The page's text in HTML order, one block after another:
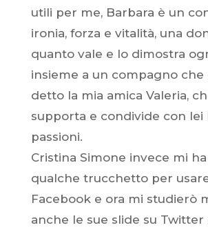
utili per me, Barbara è un
ironia, forza e vitalità, una
quanto vale e lo dimostra
insieme a un compagno che
detto la mia amica Valeria,
supporta e condivide con lei
passioni.
Cristina Simone invece mi
qualche trucchetto per
Facebook e ora mi studierò
anche le sue slide su Twitter